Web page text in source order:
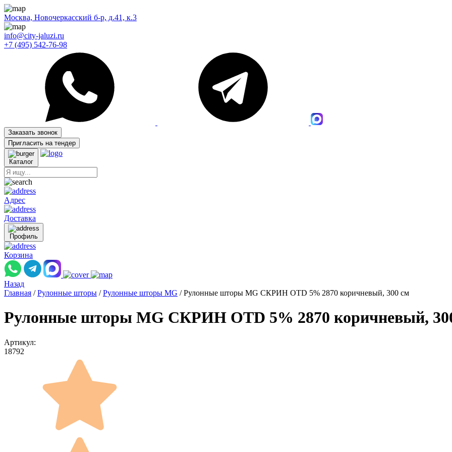
Москва, Новочеркасский б-р, д.41, к.3
info@city-jaluzi.ru
+7 (495) 542-76-98
Заказать звонок
Пригласить на тендер
Каталог
Адрес
Доставка
Профиль
Корзина
Назад
Главная / Рулонные шторы / Рулонные шторы MG / Рулонные шторы MG СКРИН OTD 5% 2870 коричневый, 300 см
Рулонные шторы MG СКРИН OTD 5% 2870 коричневый,
Артикул:
18792